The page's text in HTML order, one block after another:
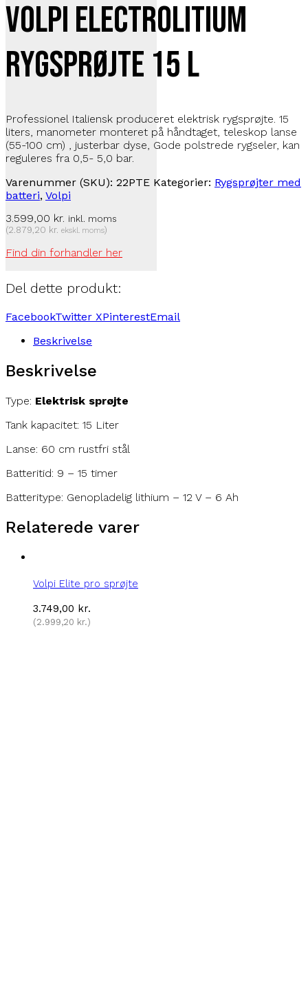
Volpi Electrolitium
Rygsprøjte 15 l
Professionel Italiensk produceret elektrisk rygsprøjte. 15
liters, manometer monteret på håndtaget, teleskop lanse
(55-100 cm) , justerbar dyse, Gode polstrede rygseler, kan
reguleres fra 0,5- 5,0 bar.
Varenummer (SKU): 22PTE Kategorier: Rygsprøjter med
batteri, Volpi
3.599,00 kr. inkl. moms
(2.879,20 kr. ekskl. moms)
Find din forhandler her
Del dette produkt:
FacebookTwitter XPinterestEmail
Beskrivelse
Beskrivelse
Type: Elektrisk sprøjte
Tank kapacitet: 15 Liter
Lanse: 60 cm rustfri stål
Batteritid: 9 – 15 timer
Batteritype: Genopladelig lithium – 12 V – 6 Ah
Relaterede varer
Volpi Elite pro sprøjte
3.749,00 kr.
(2.999,20 kr.)